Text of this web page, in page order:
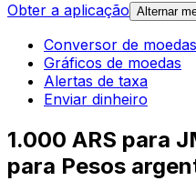
Obter a aplicação Alternar
Conversor de moedas
Gráficos de moedas
Alertas de taxa
Enviar dinheiro
1.000 ARS para
para Pesos